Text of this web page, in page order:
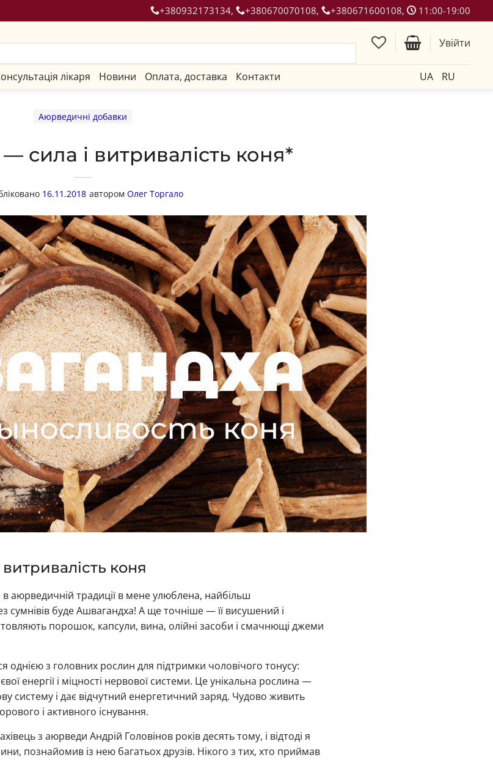
+380932173134, +380670070108, +380671600108, 11:00-19:00
Увійти
лікаря Новини Оплата, доставка Контакти UA RU
Аюрведичні добавки
сила і витривалість коня*
16.11.2018 автором Олег Торгало
коня
аюрведичній традиції в мене улюблена, найбільш
сумнівів буде Ашвагандха! А ще точніше — її висушений і
порошок, капсули, вина, олійні засоби і смачнющі джеми
однією з головних рослин для підтримки чоловічого тонусу:
енергії і міцності нервової системи. Це унікальна рослина —
систему і дає відчутний енергетичний заряд. Чудово живить
і активного існування.
з аюрведи Андрій Головінов років десять тому, і відтоді я
познайомив із нею багатьох друзів. Нікого з тих, хто приймав